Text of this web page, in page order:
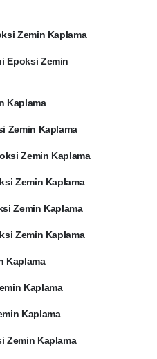
Zemin Kaplama
Epoksi Zemin
Kaplama
Zemin Kaplama
Zemin Kaplama
Zemin Kaplama
Zemin Kaplama
Zemin Kaplama
Kaplama
Kaplama
Kaplama
Zemin Kaplama